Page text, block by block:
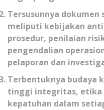
Tersusunnya
meliputi kebijakan anti
prosedur, penilaian
pengendalian
pelaporan dan
Terbentuknya budaya
tinggi integritas, etika
kepatuhan dalam